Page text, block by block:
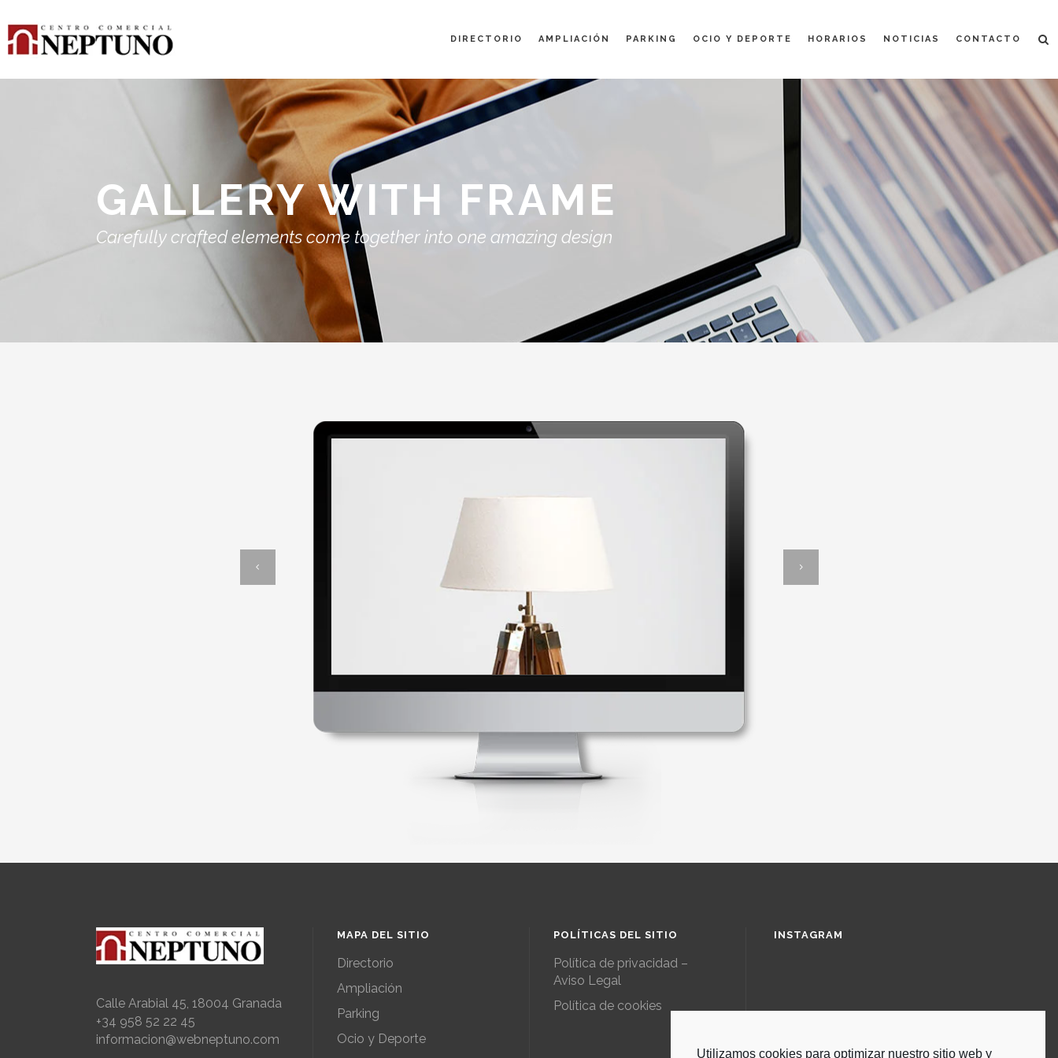
Utilizamos cookies para optimizar nuestro sitio web y
DIRECTORIO AMPLIACIÓN PARKING OCIO Y DEPORTE HORARIOS NOTICIAS CONTACTO
GALLERY WITH FRAME
Carefully crafted elements come together into one amazing design
Calle Arabial 45, 18004 Granada
+34 958 52 22 45
informacion@webneptuno.com
MAPA DEL SITIO
Directorio
Ampliación
Parking
Ocio y Deporte
POLÍTICAS DEL SITIO
Política de privacidad –
Aviso Legal
Política de cookies
INSTAGRAM